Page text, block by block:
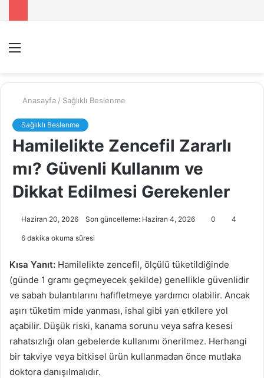
...
Anasayfa / Sağlıklı Beslenme
Sağlıklı Beslenme
Hamilelikte Zencefil Zararlı
mı? Güvenli Kullanım ve
Dikkat Edilmesi Gerekenler
Haziran 20, 2026 Son güncelleme: Haziran 4, 2026 0 4
6 dakika okuma süresi
Kısa Yanıt: Hamilelikte zencefil, ölçülü tüketildiğinde
(günde 1 gramı geçmeyecek şekilde) genellikle güvenlidir
ve sabah bulantılarını hafifletmeye yardımcı olabilir. Ancak
aşırı tüketim mide yanması, ishal gibi yan etkilere yol
açabilir. Düşük riski, kanama sorunu veya safra kesesi
rahatsızlığı olan gebelerde kullanımı önerilmez. Herhangi
bir takviye veya bitkisel ürün kullanmadan önce mutlaka
doktora danışılmalıdır.